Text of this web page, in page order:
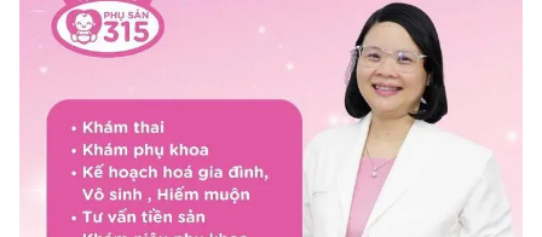
Hotline
0906 645 777
Liên hệ quảng cáo
0908 780 404